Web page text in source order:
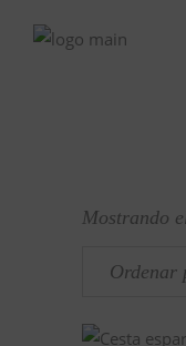
Mostrando